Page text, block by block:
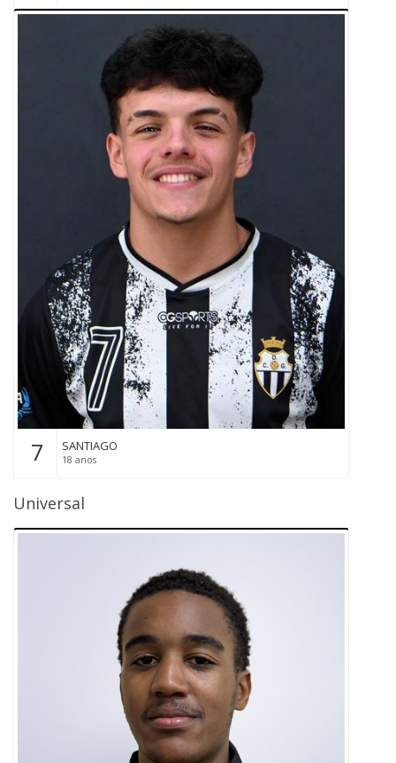
7 SANTIAGO
18 anos
Universal